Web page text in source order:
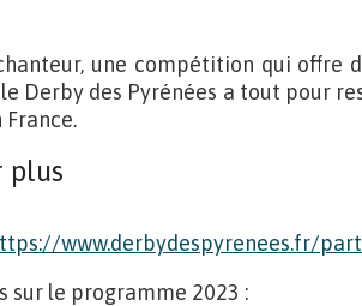
une compétition qui offre
le Derby des Pyrénées a tout pour
plus
www.derbydespyrenees.fr/
sur le programme 2023 :